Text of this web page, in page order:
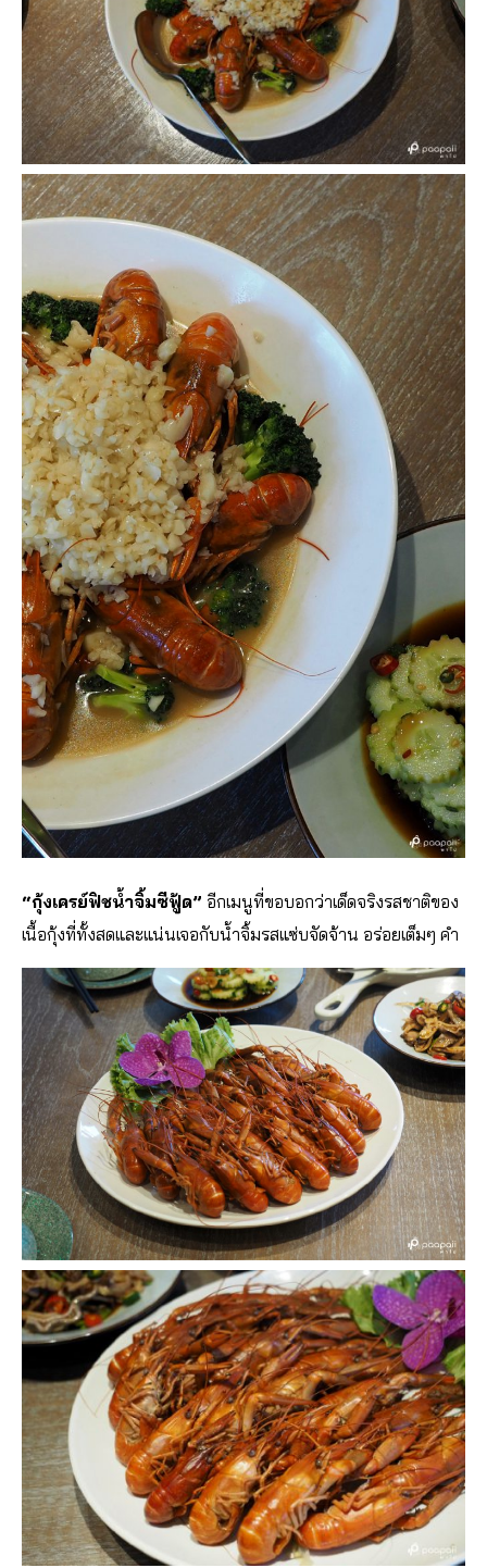
“กุ้งเครย์ฟิชน้ำจิ้มซีฟู้ด” อีกเมนูที่ขอบอกว่าเด็ดจริงรสชาติของ
เนื้อกุ้งที่ทั้งสดและแน่นเจอกับน้ำจิ้มรสแซ่บจัดจ้าน อร่อยเต็มๆ คำ